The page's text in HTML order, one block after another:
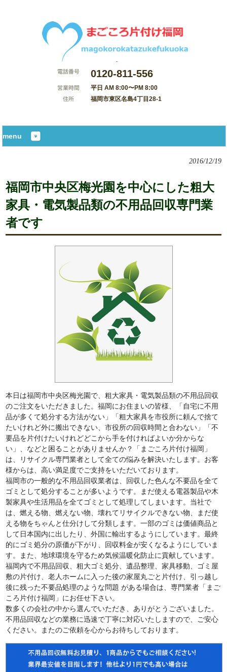
0120-811-556
平日 AM 8:00〜PM 8:00
福岡市東区名島4丁目28-1
menu
2016/12/19
福岡市中央区梅光園を中心にした粗大
家具・電気製品類の不用品回収専門業
者です
本日は福岡市中央区梅光園で、粗大家具・電気製品類の不用品回収
のご注文をいただきました。福岡にお住まいの皆様、「自宅に不用
品が多くて処分する方法がない」「粗大家具を市役所に頼んで捨て
たいけれど外に搬出できない、市役所の回収時間と合わない」「不
要品を片付けたいけれどどこから手を付ければよいか分からな
い」、などと困ることがありませんか？「まごころ片付け福岡」
は、リサイクル専門業者として全ての悩みを解決いたします。お客
様からは、高い満足度でご支持をいただいております。
福岡市の一般的な不用品回収業者は、回収した色んな不要品を全て
ゴミとして処分することが多いようです。まだ使える電器製品や木
製家具や生活用品を全てゴミとして処理してしまいます。当社で
は、燃える物、燃えない物、壊れてリサイクルできない物、まだ使
える物をちゃんと仕分けして分類します。一部のゴミは価値商品と
して日本国内に出したり、外国に輸出するようにしています。最終
的にゴミ処分の原価が下がり、回収料金が安くなるようにしていま
す。また、地球環境を守るため気候温暖化防止に貢献しています。
福岡内で不用品回収、粗大ゴミ処分、遺品整理、家具移動、ゴミ屋
敷の片付け、老人ホームに入った後の家屋丸ごと片付け、引っ越し
後に残った不要品処理のような問題 がある場合は、専門業者「まご
ころ片付け福岡」にお任せ下さい。
数多くの会社の中から選んでいただき、ありがとうございました。
不用品回収などの業務に迅速で丁寧に対応いたしますので、ご安心
ください。またのご依頼を心からお待ちしております。